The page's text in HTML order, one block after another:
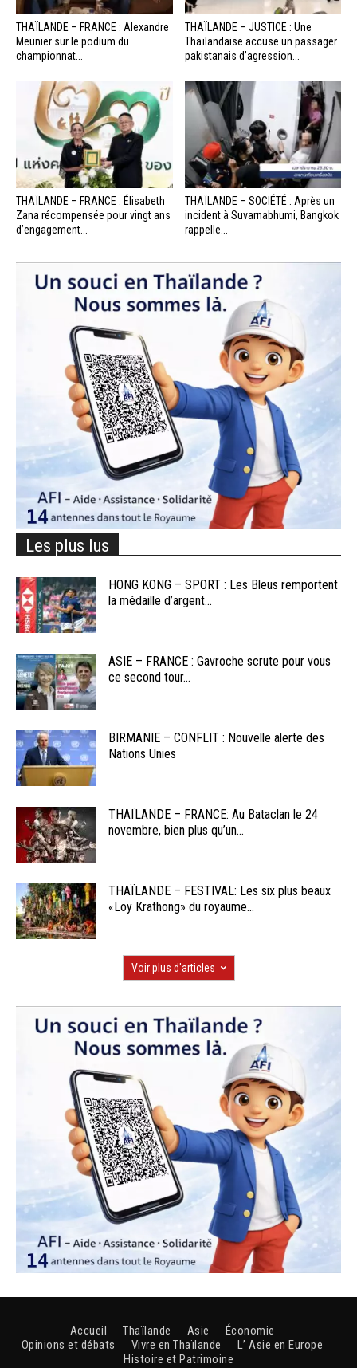
THAÏLANDE – FRANCE : Alexandre
Meunier sur le podium du
championnat...
THAÏLANDE – JUSTICE : Une
Thaïlandaise accuse un passager
pakistanais d’agression...
THAÏLANDE – FRANCE : Élisabeth
Zana récompensée pour vingt ans
d’engagement...
THAÏLANDE – SOCIÉTÉ : Après un
incident à Suvarnabhumi, Bangkok
rappelle...
Les plus lus
HONG KONG – SPORT : Les Bleus remportent
la médaille d’argent...
ASIE – FRANCE : Gavroche scrute pour vous
ce second tour...
BIRMANIE – CONFLIT : Nouvelle alerte des
Nations Unies
THAÏLANDE – FRANCE: Au Bataclan le 24
novembre, bien plus qu’un...
THAÏLANDE – FESTIVAL: Les six plus beaux
«Loy Krathong» du royaume...
Voir plus d'articles
Accueil Thaïlande Asie
Économie
Opinions et débats
Vivre en Thaïlande
L’ Asie en Europe
Histoire et Patrimoine